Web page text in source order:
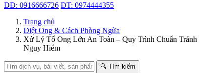
DĐ: 0916666726 ĐT: 0974444355
Trang chủ
Diệt Ong & Cách Phòng Ngừa
Xử Lý Tổ Ong Lớn An Toàn – Quy Trình Chuẩn Tránh
Nguy Hiểm
🔍 Tìm kiếm